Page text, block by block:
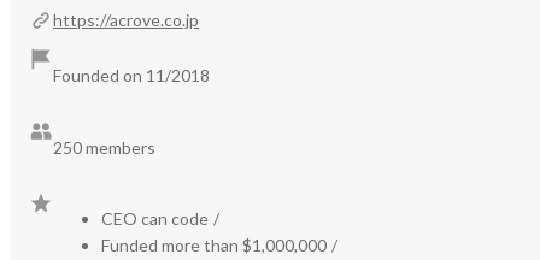
https://acrove.co.jp
Founded on 11/2018
250 members
CEO can code /
Funded more than $1,000,000 /